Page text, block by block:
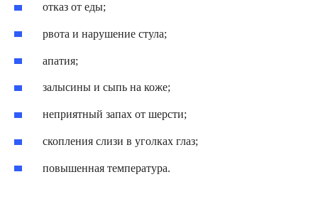
отказ от еды;
рвота и нарушение стула;
апатия;
залысины и сыпь на коже;
неприятный запах от шерсти;
скопления слизи в уголках глаз;
повышенная температура.